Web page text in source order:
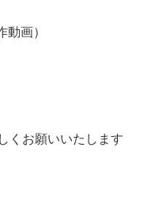
画）
くお願いいたします